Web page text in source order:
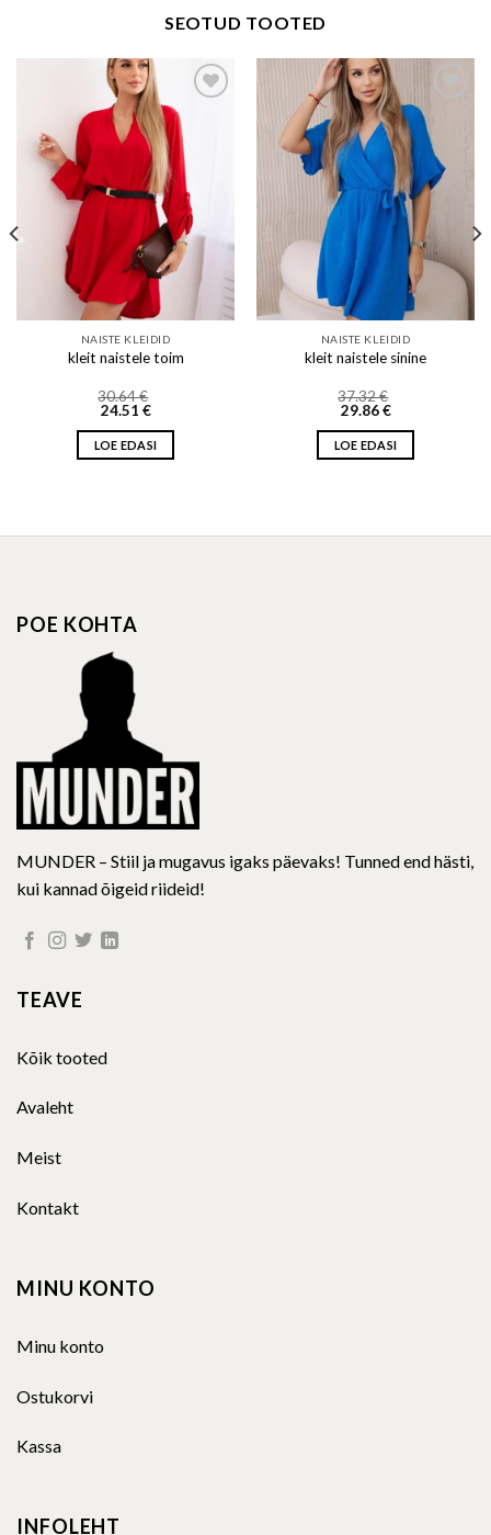
SEOTUD TOOTED
Add to wishlist
NAISTE KLEIDID
kleit naistele toim
30.64€
24.51 €
LOE EDASI
Add to wishlist
NAISTE KLEIDID
kleit naistele sinine
37.32€
29.86€
LOE EDASI
POE KOHTA
MUNDER – Stiil ja mugavus igaks päevaks! Tunned end hästi,
kui kannad õigeid riideid!
TEAVE
Kõik tooted
Avaleht
Meist
Kontakt
MINU KONTO
Minu konto
Ostukorvi
Kassa
INFOLEHT